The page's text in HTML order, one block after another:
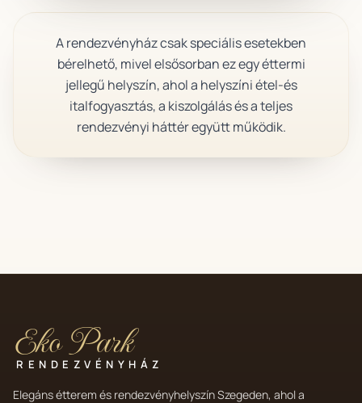
A rendezvényház csak speciális esetekben
bérelhető, mivel elsősorban ez egy éttermi
jellegű helyszín, ahol a helyszíni étel-és
italfogyasztás, a kiszolgálás és a teljes
rendezvényi háttér együtt működik.
Eko Park
RENDEZVÉNYHÁZ
Elegáns étterem és rendezvényhelyszín Szegeden, ahol a